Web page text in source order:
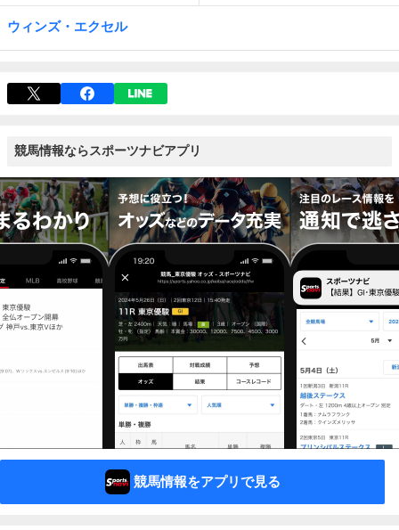
ウィンズ・エクセル
競馬情報ならスポーツナビアプリ
競馬情報をアプリで見る